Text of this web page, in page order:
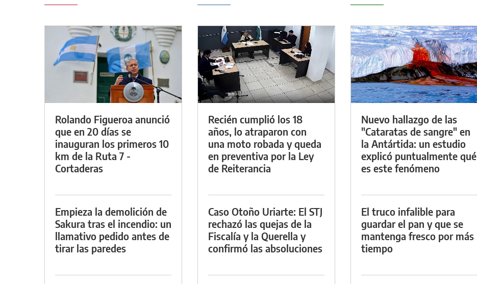
Rolando Figueroa anunció
que en 20 días se
inauguran los primeros 10
km de la Ruta 7 -
Cortaderas
Empieza la demolición de
Sakura tras el incendio: un
llamativo pedido antes de
tirar las paredes
Recién cumplió los 18
años, lo atraparon con
una moto robada y queda
en preventiva por la Ley
de Reiterancia
Caso Otoño Uriarte: El STJ
rechazó las quejas de la
Fiscalía y la Querella y
confirmó las absoluciones
Nuevo hallazgo de las
"Cataratas de sangre" en
la Antártida: un estudio
explicó puntualmente qué
es este fenómeno
El truco infalible para
guardar el pan y que se
mantenga fresco por más
tiempo